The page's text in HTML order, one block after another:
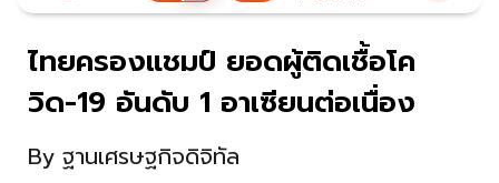
ไทยครองแชมป์ ยอดผู้ติดเชื้อโค
วิด-19 อันดับ 1 อาเซียนต่อเนื่อง
By ฐานเศรษฐกิจดิจิทัล